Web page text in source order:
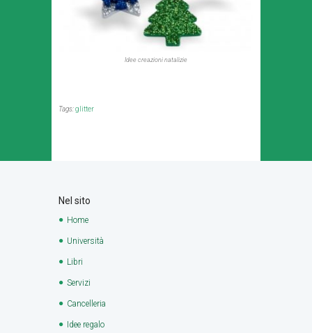
Idee creazioni natalizie
Tags:glitter
Nel sito
Home
Università
Libri
Servizi
Cancelleria
Idee regalo